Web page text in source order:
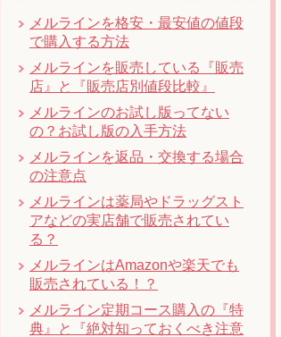
メルラインを格安・最安値の値段
で購入する方法
メルラインを販売している『販売
店』と『販売店別値段比較』
メルラインのお試し版ってない
の？お試し版の入手方法
メルラインを返品・交換する場合
の注意点
メルラインは薬局やドラッグスト
アなどの実店舗で販売されてい
る？
メルラインはAmazonや楽天でも
販売されている！？
メルライン定期コース購入の『特
典』と『絶対知っておくべき注意